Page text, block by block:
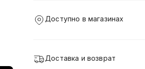
Доступно в магазинах
Доставка и возврат